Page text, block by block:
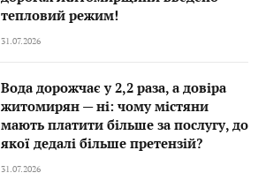
тепловий режим!
31.07.2026
Вода дорожчає у 2,2 раза, а довіра
житомирян — ні: чому містяни
мають платити більше за послугу, до
якої дедалі більше претензій?
31.07.2026